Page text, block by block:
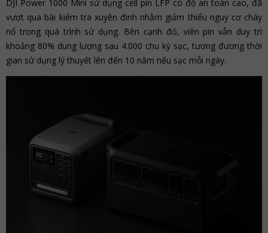
DJI Power 1000 Mini sử dụng cell pin LFP có độ an toàn cao, đã
vượt qua bài kiểm tra xuyên đinh nhằm giảm thiểu nguy cơ cháy
nổ trong quá trình sử dụng. Bên cạnh đó, viên pin vẫn duy trì
khoảng 80% dung lượng sau 4.000 chu kỳ sạc, tương đương thời
gian sử dụng lý thuyết lên đến 10 năm nếu sạc mỗi ngày.